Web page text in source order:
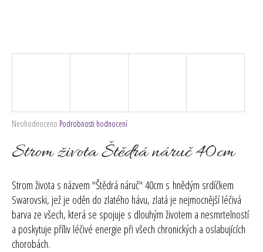
Průměrné
produktu
je
5
hvězdiček.
Neohodnoceno Podrobnosti hodnocení
Strom života Štědrá náruč 40cm
Strom života s názvem "Štědrá náruč" 40cm s hnědým srdíčkem
Swarovski, jež je oděn do zlatého hávu, zlatá je nejmocnější léčivá
barva ze všech, která se spojuje s dlouhým životem a nesmrtelností
a poskytuje příliv léčivé energie při všech chronických a oslabujících
chorobách.
m